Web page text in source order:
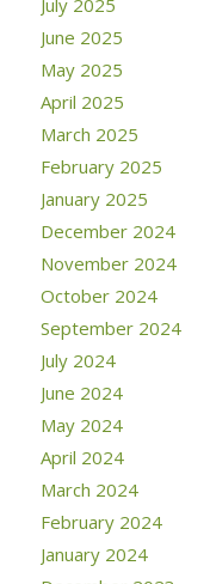
July 2025
June 2025
May 2025
April 2025
March 2025
February 2025
January 2025
December 2024
November 2024
October 2024
September 2024
July 2024
June 2024
May 2024
April 2024
March 2024
February 2024
January 2024